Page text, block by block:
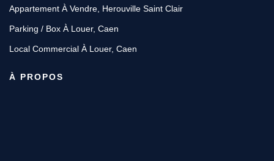
Appartement À Vendre, Herouville Saint Clair
Parking / Box À Louer, Caen
Local Commercial À Louer, Caen
À PROPOS